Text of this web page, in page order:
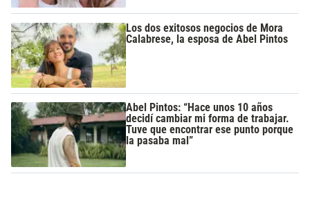
Los dos exitosos negocios de Mora
Calabrese, la esposa de Abel Pintos
Abel Pintos: “Hace unos 10 años
decidí cambiar mi forma de trabajar.
Tuve que encontrar ese punto porque
la pasaba mal”